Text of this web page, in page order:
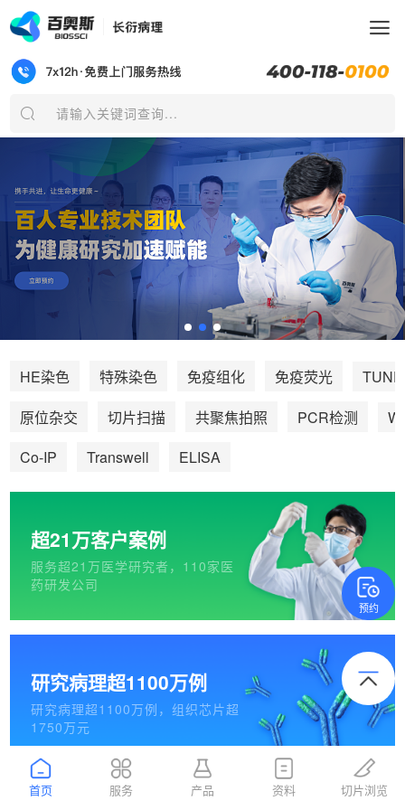
预约
请输入关键词查询...
HE染色 特殊染色 免疫组化 免疫荧光
原位杂交
切片扫描 共聚焦拍照 PCR检测
Co-IP
Transwell ELISA
超21万客户案例
服务超21万医学研究者，110家医
药研发公司
研究病理超1100万例
研究病理超1100万例，组织芯片超
1750万元
首页 服务 产品 资料 切片浏览